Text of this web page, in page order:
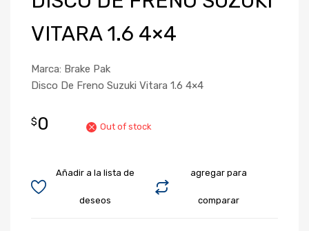
VITARA 1.6 4×4
Marca: Brake Pak
Disco De Freno Suzuki Vitara 1.6 4×4
$0 Out of stock
agregar para
comparar
Añadir a la lista de
deseos